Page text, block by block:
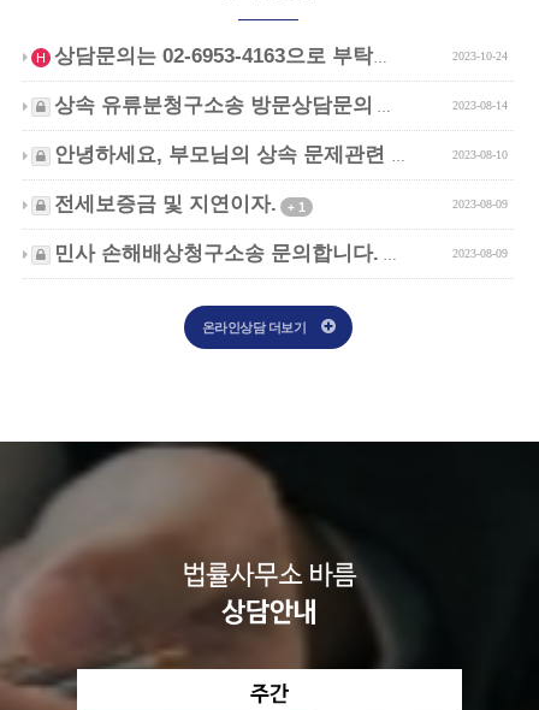
H 상담문의는 02-6953-4163으로 부탁드… 2023-10-24
비밀글
상속 유류분청구소송 방문상담문의 + 2023-08-14
비밀글
안녕하세요, 부모님의 상속 문제관련 문의드립… +
2023-08-10
비밀글
전세보증금 및 지연이자. + 1 2023-08-09
비밀글
민사 손해배상청구소송 문의합니다. + 2023-08-09
온라인상담 더보기